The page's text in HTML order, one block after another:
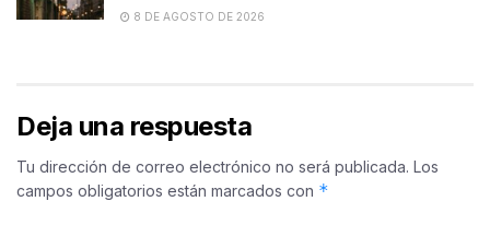
8 DE AGOSTO DE 2026
Deja una respuesta
Tu dirección de correo electrónico no será publicada. Los
campos obligatorios están marcados con *